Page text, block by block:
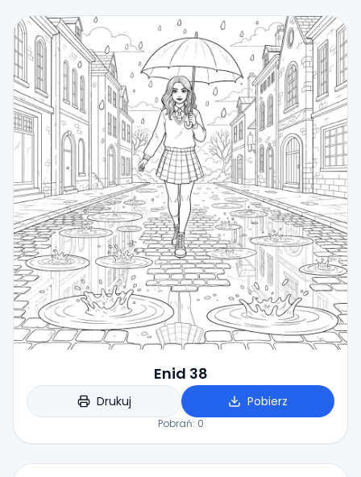
Enid 38
Drukuj Pobierz
Pobrań: 0